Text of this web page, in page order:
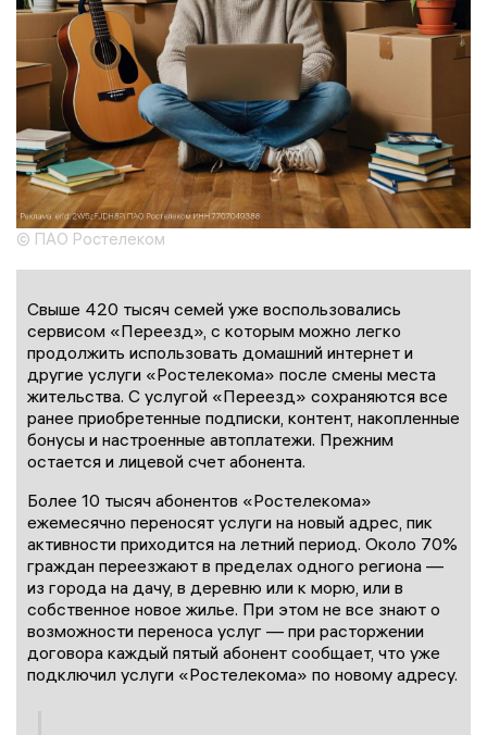
© ПАО Ростелеком
Свыше 420 тысяч семей уже воспользовались
сервисом «Переезд», с которым можно легко
продолжить использовать домашний интернет и
другие услуги «Ростелекома» после смены места
жительства. С услугой «Переезд» сохраняются все
ранее приобретенные подписки, контент, накопленные
бонусы и настроенные автоплатежи. Прежним
остается и лицевой счет абонента.
Более 10 тысяч абонентов «Ростелекома»
ежемесячно переносят услуги на новый адрес, пик
активности приходится на летний период. Около 70%
граждан переезжают в пределах одного региона —
из города на дачу, в деревню или к морю, или в
собственное новое жилье. При этом не все знают о
возможности переноса услуг — при расторжении
договора каждый пятый абонент сообщает, что уже
подключил услуги «Ростелекома» по новому адресу.